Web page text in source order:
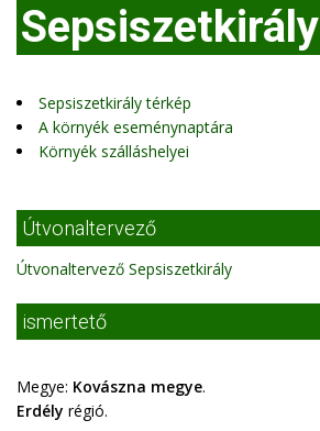
Romana
Sepsiszetkirály
Sepsiszetkirály térkép
A környék eseménynaptára
Környék szálláshelyei
Útvonaltervező
Útvonaltervező Sepsiszetkirály
ismertető
Megye: Kovászna megye.
Erdély régió.